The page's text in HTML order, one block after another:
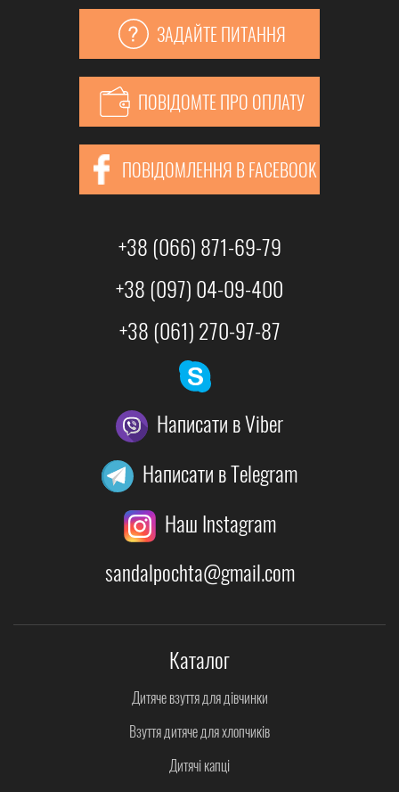
ЗАДАЙТЕ ПИТАННЯ
ПОВІДОМТЕ ПРО ОПЛАТУ
ПОВІДОМЛЕННЯ В FACEBOOK
+38 (066) 871-69-79
+38 (097) 04-09-400
+38 (061) 270-97-87
Написати в Viber
Написати в Telegram
Наш Instagram
sandalpochta@gmail.com
Каталог
Дитяче взуття для дівчинки
Взуття дитяче для хлопчиків
Дитячі капці